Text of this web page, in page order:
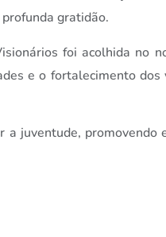
gratidão.
foi acolhida no
e o fortalecimento dos
juventude, promovendo